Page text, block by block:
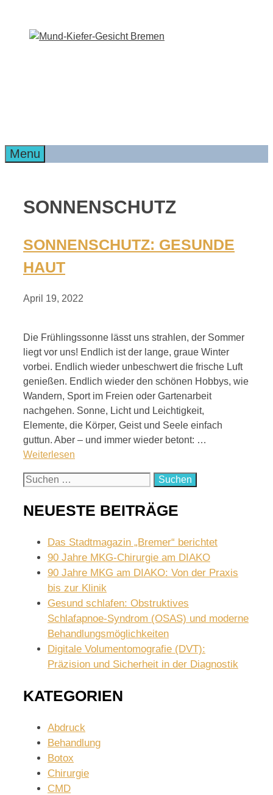
springen
Menu
SONNENSCHUTZ
SONNENSCHUTZ: GESUNDE
HAUT
April 19, 2022
Die Frühlingssonne lässt uns strahlen, der Sommer
liegt vor uns! Endlich ist der lange, graue Winter
vorbei. Endlich wieder unbeschwert die frische Luft
genießen. Endlich wieder den schönen Hobbys, wie
Wandern, Sport im Freien oder Gartenarbeit
nachgehen. Sonne, Licht und Leichtigkeit,
Elemente, die Körper, Geist und Seele einfach
guttun. Aber – und immer wieder betont: …
Weiterlesen
Suchen
NEUESTE BEITRÄGE
Das Stadtmagazin „Bremer“ berichtet
90 Jahre MKG-Chirurgie am DIAKO
90 Jahre MKG am DIAKO: Von der Praxis
bis zur Klinik
Gesund schlafen: Obstruktives
Schlafapnoe-Syndrom (OSAS) und moderne
Behandlungsmöglichkeiten
Digitale Volumentomografie (DVT):
Präzision und Sicherheit in der Diagnostik
KATEGORIEN
Abdruck
Behandlung
Botox
Chirurgie
CMD